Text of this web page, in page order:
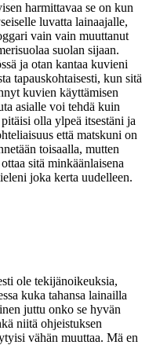
harmittavaa se on kun
luvatta lainaajalle,
vain vain muuttanut
suolan sijaan.
ja otan kantaa kuvieni
tapauskohtaisesti, kun sitä
kuvien käyttämisen
asialle voi tehdä kuin
olla ylpeä itsestäni ja
että matskuni on
toisaalla, mutten
sitä minkäänlaisena
joka kerta uudelleen.
ole tekijänoikeuksia,
kuka tahansa lainailla
juttu onko se hyvän
niitä ohjeistuksen
vähän muuttaa. Mä en